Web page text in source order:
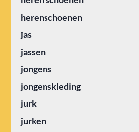
herenschoenen
jas
jassen
jongens
jongenskleding
jurk
jurken